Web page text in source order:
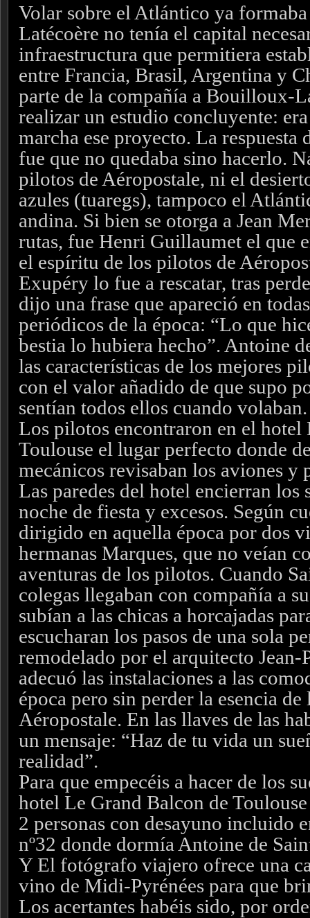
Volar sobre el Atlántico ya
Latécoère no tenía el capital
infraestructura que permitiera
entre Francia, Brasil, Argentina y
parte de la compañía a Bouilloux-
realizar un estudio concluyente:
marcha ese proyecto. La
fue que no quedaba sino hacerlo.
pilotos de Aéropostale, ni el
azules (tuaregs), tampoco el
andina. Si bien se otorga a Jean
rutas, fue Henri Guillaumet el que
el espíritu de los pilotos de
Exupéry lo fue a rescatar, tras
dijo una frase que apareció en
periódicos de la época: “Lo que
bestia lo hubiera hecho”. Antoine
las características de los mejores
con el valor añadido de que supo
sentían todos ellos cuando volaban.
Los pilotos encontraron en el hotel
Toulouse el lugar perfecto donde
mecánicos revisaban los aviones y
Las paredes del hotel encierran los
noche de fiesta y excesos. Según
dirigido en aquella época por dos
hermanas Marques, que no veían
aventuras de los pilotos. Cuando
colegas llegaban con compañía a
subían a las chicas a horcajadas
escucharan los pasos de una sola
remodelado por el arquitecto
adecuó las instalaciones a las
época pero sin perder la esencia de
Aéropostale. En las llaves de las
un mensaje: “Haz de tu vida un
realidad”.
Para que empecéis a hacer de los
hotel Le Grand Balcon de
2 personas con desayuno incluido
nº32 donde dormía Antoine de
Y El fotógrafo viajero ofrece una
vino de Midi-Pyrénées para que
Los acertantes habéis sido, por